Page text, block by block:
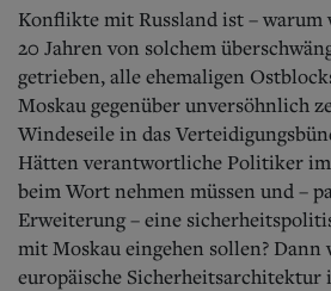
Konflikte mit Russland ist – warum
20 Jahren von solchem
getrieben, alle ehemaligen
Moskau gegenüber unversöhnlich
Windeseile in das
Hätten verantwortliche Politiker
beim Wort nehmen müssen und –
Erweiterung – eine
mit Moskau eingehen sollen? Dann
europäische Sicherheitsarchitektur